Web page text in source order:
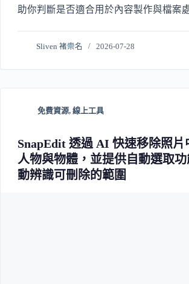
助你判斷是否適合用於內容製作與檔案
Sliven 褚崇名 2026-07-28
免費資源, 線上工具
SnapEdit 透過 AI 快速移除照片
人物與物體，並提供自動選取功
動辨識可刪除的範圍